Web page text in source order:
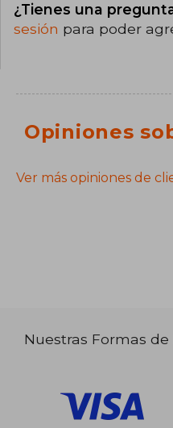
¿Tienes una
sesión para poder
Opiniones
Ver más opiniones de
Nuestras Formas de